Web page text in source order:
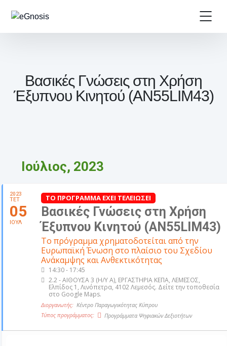
Βασικές Γνώσεις στη Χρήση
Έξυπνου Κινητού (AN55LIM43)
Ιούλιος, 2023
2023
ΤΕΤ
05
ΙΟΥΛ
ΤΟ ΠΡΟΓΡΑΜΜΑ ΕΧΕΙ ΤΕΛΕΙΩΣΕΙ
Βασικές Γνώσεις στη Χρήση
Έξυπνου Κινητού (AN55LIM43)
Το πρόγραμμα χρηματοδοτείται από την
Ευρωπαϊκή Ένωση στο πλαίσιο του Σχεδίου
Ανάκαμψης και Ανθεκτικότητας
14:30 - 17:45
2.2 - AIΘΟΥΣΑ 3 (Η/Υ A), ΕΡΓΑΣΤΗΡΙΑ ΚΕΠΑ, ΛΕΜΕΣΟΣ,
Ελπίδος 1, Λινόπετρα, 4102 Λεμεσός. Δείτε την τοποθεσία
στο Google Maps.
Διοργανωτής: Κέντρο Παραγωγικότητας Κύπρου
Τύπος προγράμματος:
Προγράμματα Ψηφιακών Δεξιοτήτων